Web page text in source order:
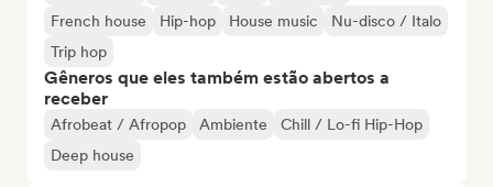
French house
Hip-hop House music
Nu-disco / Italo
Trip hop
Gêneros que eles também estão abertos a
receber
Afrobeat / Afropop Ambiente
Chill / Lo-fi Hip-Hop
Deep house